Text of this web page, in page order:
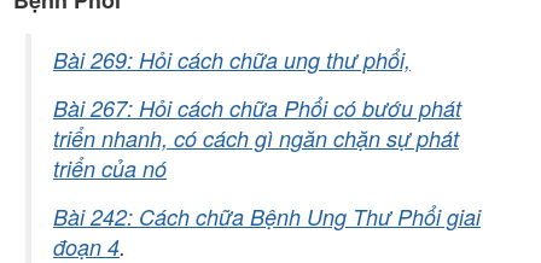
Bài 269: Hỏi cách chữa ung thư phổi,
Bài 267: Hỏi cách chữa Phổi có bướu phát
triển nhanh, có cách gì ngăn chặn sự phát
triển của nó
Bài 242: Cách chữa Bệnh Ung Thư Phổi giai
đoạn 4.